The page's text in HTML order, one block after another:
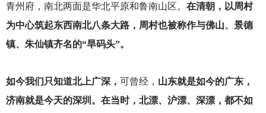
青州府，南北两面是华北平原和鲁南山区。 在清朝，以周村
为中心筑起东西南北八条大路，周村也被称作与佛山、景德
镇、朱仙镇齐名的“旱码头”。
如今我们只知道北上广深， 可曾经， 山东就是如今的广东，
济南就是今天的深圳。在当时，北漂、沪漂、深漂，都不如